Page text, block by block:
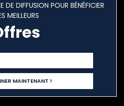
DE DIFFUSION POUR BÉNÉFICIER
MEILLEURS